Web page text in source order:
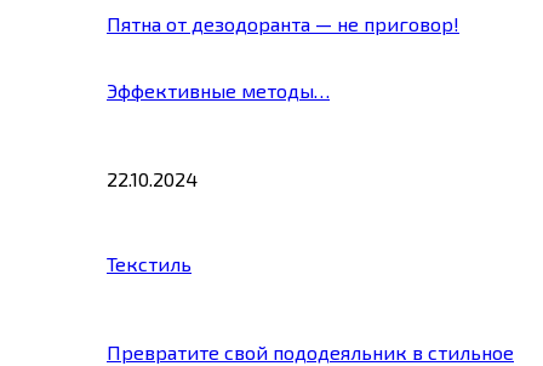
Пятна от дезодоранта — не приговор!
Эффективные методы…
22.10.2024
Текстиль
Превратите свой пододеяльник в стильное